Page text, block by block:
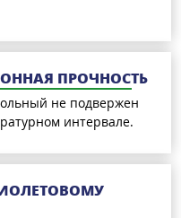
ПРОЧНОСТЬ
не подвержен
интервале.